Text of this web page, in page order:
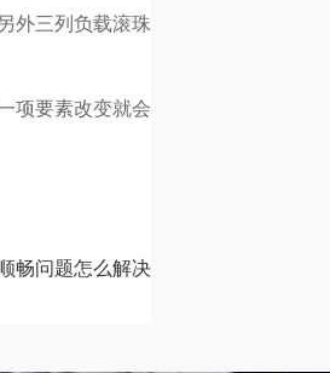
外三列负载滚珠
项要素改变就会
畅问题怎么解决